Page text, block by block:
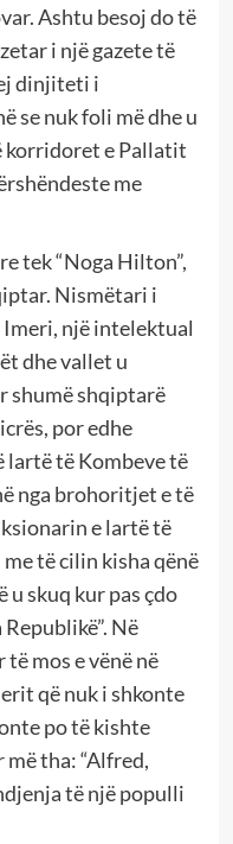
Ashtu besoj do të
i një gazete të
dinjiteti i
se nuk foli më dhe u
korridoret e Pallatit
me
tek “Noga Hilton”,
Nismëtari i
një intelektual
dhe vallet u
shumë shqiptarë
por edhe
të Kombeve të
nga brohoritjet e të
e lartë të
të cilin kisha qënë
u skuq kur pas çdo
Në
mos e vënë në
që nuk i shkonte
po të kishte
tha: “Alfred,
të një populli